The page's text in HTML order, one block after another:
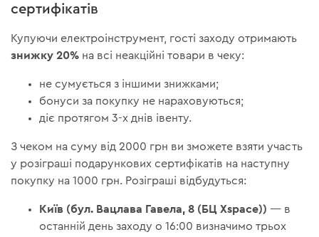
сертифікатів
Купуючи електроінструмент, гості заходу отримають
знижку 20% на всі неакційні товари в чеку:
не сумується з іншими знижками;
бонуси за покупку не нараховуються;
діє протягом 3-х днів івенту.
З чеком на суму від 2000 грн ви зможете взяти участь
у розіграші подарункових сертифікатів на наступну
покупку на 1000 грн. Розіграші відбудуться:
Київ (бул. Вацлава Гавела, 8 (БЦ Xspace)) — в
останній день заходу о 16:00 визначимо трьох